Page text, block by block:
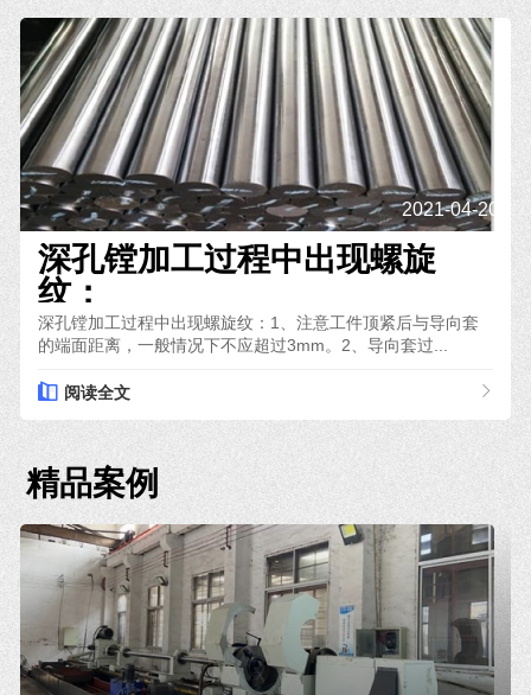
2021-04-20
深孔镗加工过程中出现螺旋
纹：
深孔镗加工过程中出现螺旋纹：1、注意工件顶紧后与导向套
的端面距离，一般情况下不应超过3mm。2、导向套过...
阅读全文
精品案例